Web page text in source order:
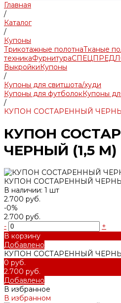
Главная
/
Каталог
/
Купоны
Трикотажные полотнаТканые
техникаФурнитура
ВыкройкиКупоны
/
Купоны для свитшота/худи
Купоны для футболокКупоны
/
КУПОН СОСТАРЕННЫЙ
КУПОН
ЧЕРНЫЙ (1,5 М)
КУПОН СОСТАРЕННЫЙ
В наличии: 1 шт
2.700 руб.
-0%
2.700 руб.
-
+
В корзину
Добавлено
КУПОН СОСТАРЕННЫЙ
0 руб.
2.700 руб.
Добавлено
В избранное
В избранном